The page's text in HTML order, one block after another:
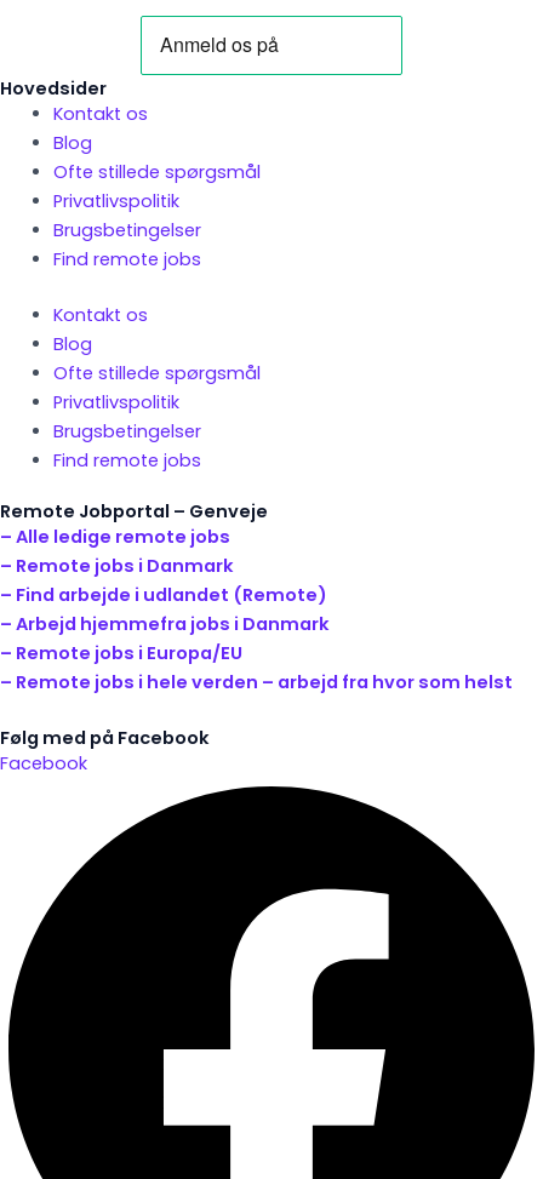
Hovedsider
Kontakt os
Blog
Ofte stillede spørgsmål
Privatlivspolitik
Brugsbetingelser
Find remote jobs
Kontakt os
Blog
Ofte stillede spørgsmål
Privatlivspolitik
Brugsbetingelser
Find remote jobs
Remote Jobportal – Genveje
– Alle ledige remote jobs
– Remote jobs i Danmark
– Find arbejde i udlandet (Remote)
– Arbejd hjemmefra jobs i Danmark
– Remote jobs i Europa/EU
– Remote jobs i hele verden – arbejd fra hvor som helst
Følg med på Facebook
Facebook